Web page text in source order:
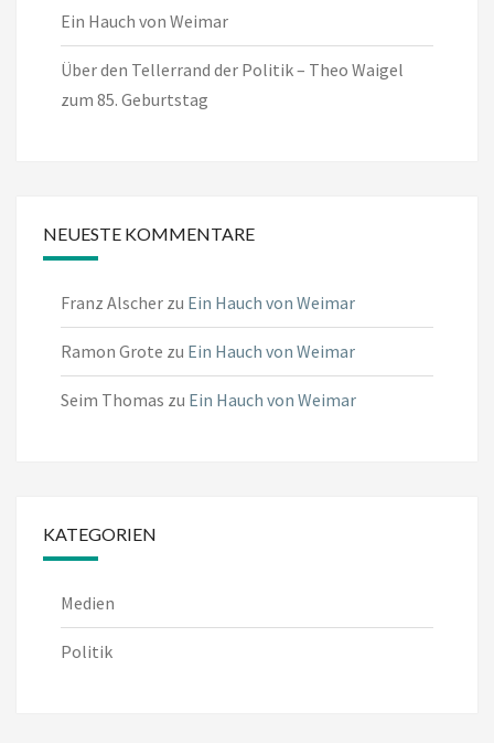
Ein Hauch von Weimar
Über den Tellerrand der Politik – Theo Waigel
zum 85. Geburtstag
NEUESTE KOMMENTARE
Franz Alscher zu Ein Hauch von Weimar
Ramon Grote zu Ein Hauch von Weimar
Seim Thomas zu Ein Hauch von Weimar
KATEGORIEN
Medien
Politik